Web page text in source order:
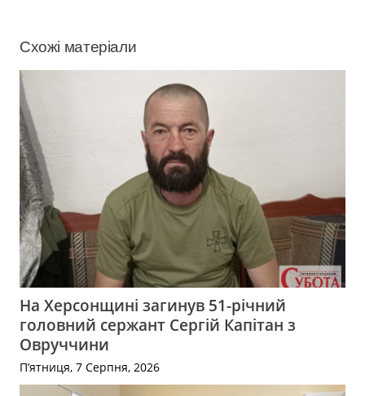
Схожі матеріали
На Херсонщині загинув 51-річний
головний сержант Сергій Капітан з
Овруччини
П’ятниця, 7 Серпня, 2026